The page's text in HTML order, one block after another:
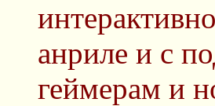
анриле и с
геймерам и